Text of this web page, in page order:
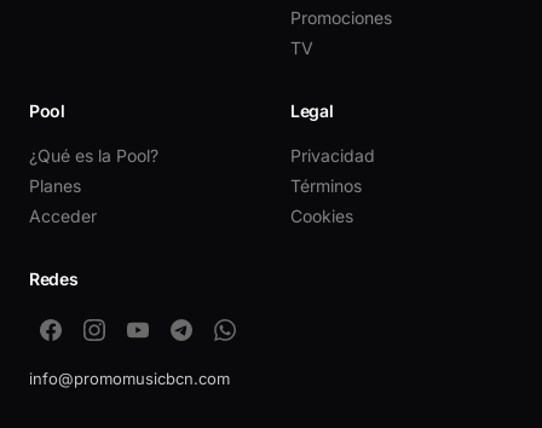
Promociones
TV
Pool
¿Qué es la Pool?
Planes
Acceder
Legal
Privacidad
Términos
Cookies
Redes
info@promomusicbcn.com